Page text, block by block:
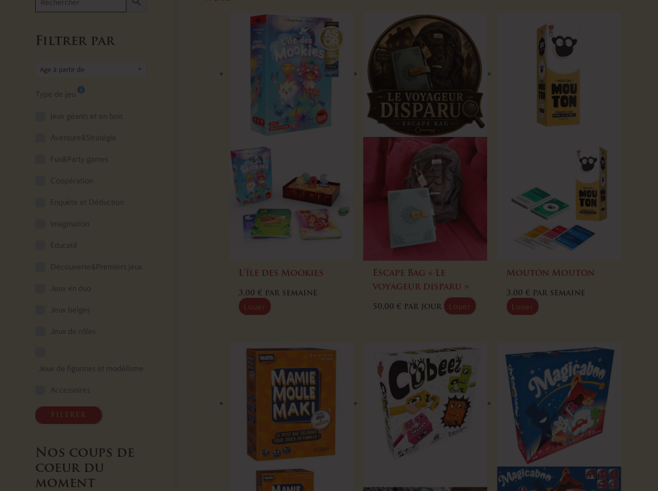
Filtrer par
Age à partir de
Type de jeu
jeux géants et en bois
Aventure&Stratégie
Fun&Party games
Coopération
Enquête et Déduction
Imagination
Éducatif
Découverte&Premiers jeux
Jeux en duo
Jeux belges
Jeux de rôles
Jeux de figurines et modélisme
Accessoires
filtrer
Nos coups de
coeur du
moment
L’île des Mookies
3,00€ par semaine
Louer
Escape Bag « Le
voyageur disparu »
50,00 € par jour Louer
Mouton Mouton
3,00€ par semaine
Louer